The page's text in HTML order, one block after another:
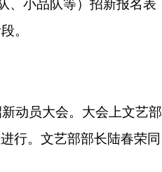
、小品队等）招新报名表
。
动员大会。大会上文艺部
行。文艺部部长陆春荣同